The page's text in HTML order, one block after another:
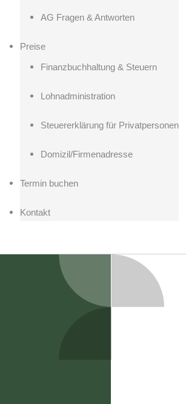
AG Fragen & Antworten
Preise
Finanzbuchhaltung & Steuern
Lohnadministration
Steuererklärung für Privatpersonen
Domizil/Firmenadresse
Termin buchen
Kontakt